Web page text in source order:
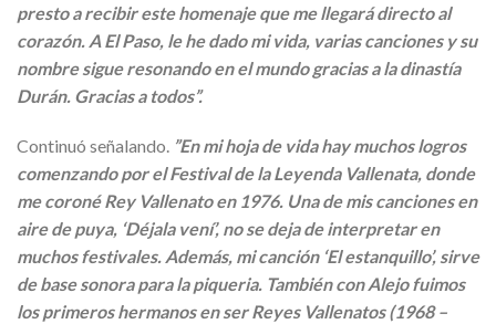
presto a recibir este homenaje que me llegará directo al
corazón. A El Paso, le he dado mi vida, varias canciones y su
nombre sigue resonando en el mundo gracias a la dinastía
Durán. Gracias a todos”.
Continuó señalando. ”En mi hoja de vida hay muchos logros
comenzando por el Festival de la Leyenda Vallenata, donde
me coroné Rey Vallenato en 1976. Una de mis canciones en
aire de puya, ‘Déjala vení’, no se deja de interpretar en
muchos festivales. Además, mi canción ‘El estanquillo’, sirve
de base sonora para la piqueria. También con Alejo fuimos
los primeros hermanos en ser Reyes Vallenatos (1968 –